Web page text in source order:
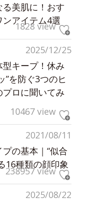
美肌に！おす
アイテム4選
1828 view
2025/12/25
キープ！休み
”を防ぐ3つのヒ
プロに聞いてみ
10467 view
2021/08/11
の基本｜“似合
16種類の顔印象
238957 view
2025/08/22